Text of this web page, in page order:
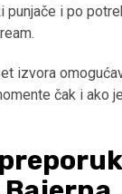
punjače i po
izvora
čak i ako